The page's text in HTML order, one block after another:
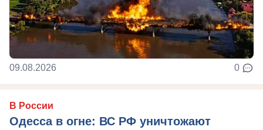
09.08.2026 0
В России
Одесса в огне: ВС РФ уничтожают